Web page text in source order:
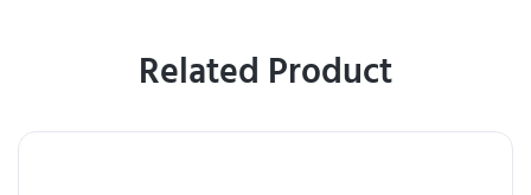
Related Product